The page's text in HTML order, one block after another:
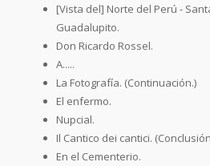
[Vista del] Norte del Perú -
Guadalupito.
Don Ricardo Rossel.
A.....
La Fotografía. (Continuación.)
El enfermo.
Nupcial.
Il Cantico dei cantici.
En el Cementerio.